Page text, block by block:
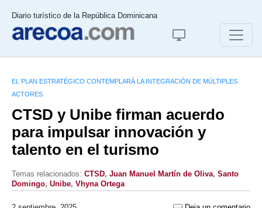
Diario turístico de la República Dominicana
EL PLAN ESTRATÉGICO CONTEMPLARÁ LA INTEGRACIÓN DE MÚLTIPLES
ACTORES
CTSD y Unibe firman acuerdo
para impulsar innovación y
talento en el turismo
Temas relacionados: CTSD, Juan Manuel Martín de Oliva, Santo
Domingo, Unibe, Vhyna Ortega